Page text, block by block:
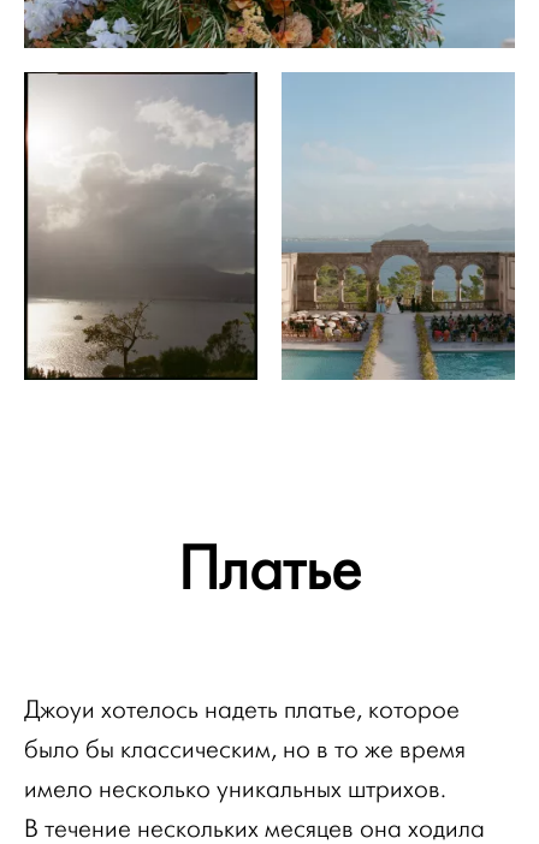
Платье
Джоуи хотелось надеть платье, которое
было бы классическим, но в то же время
имело несколько уникальных штрихов.
В течение нескольких месяцев она ходила